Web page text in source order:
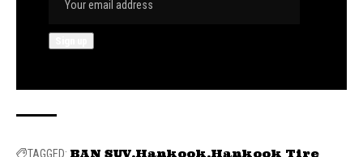
TAGGED: BAN SUV Hankook Hankook Tire